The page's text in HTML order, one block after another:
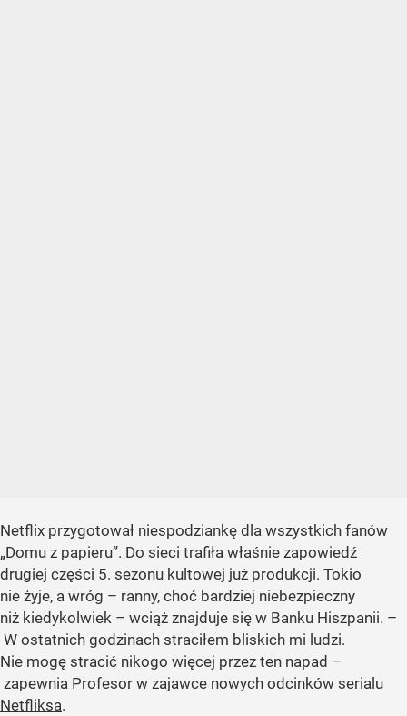
Netflix przygotował niespodziankę dla wszystkich fanów
„Domu z papieru”. Do sieci trafiła właśnie zapowiedź
drugiej części 5. sezonu kultowej już produkcji. Tokio
nie żyje, a wróg – ranny, choć bardziej niebezpieczny
niż kiedykolwiek – wciąż znajduje się w Banku Hiszpanii. –
W ostatnich godzinach straciłem bliskich mi ludzi.
Nie mogę stracić nikogo więcej przez ten napad –
zapewnia Profesor w zajawce nowych odcinków serialu
Netfliksa.